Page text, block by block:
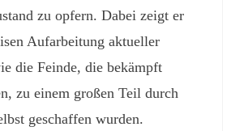
zu opfern. Dabei zeigt er
Aufarbeitung aktueller
die Feinde, die bekämpft
zu einem großen Teil durch
geschaffen wurden.